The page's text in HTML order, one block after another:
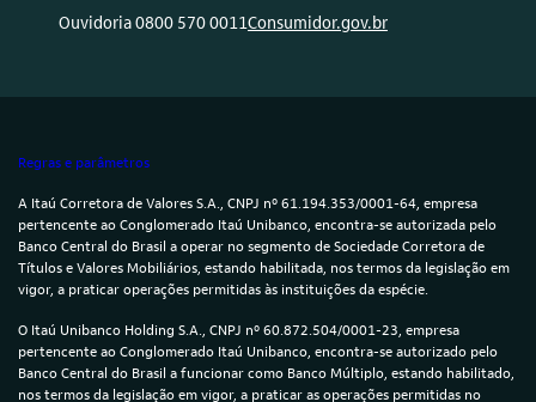
Ouvidoria 0800 570 0011Consumidor.gov.br
Regras e parâmetros
A Itaú Corretora de Valores S.A., CNPJ nº 61.194.353/0001-64, empresa
pertencente ao Conglomerado Itaú Unibanco, encontra-se autorizada pelo
Banco Central do Brasil a operar no segmento de Sociedade Corretora de
Títulos e Valores Mobiliários, estando habilitada, nos termos da legislação em
vigor, a praticar operações permitidas às instituições da espécie.
O Itaú Unibanco Holding S.A., CNPJ nº 60.872.504/0001-23, empresa
pertencente ao Conglomerado Itaú Unibanco, encontra-se autorizado pelo
Banco Central do Brasil a funcionar como Banco Múltiplo, estando habilitado,
nos termos da legislação em vigor, a praticar as operações permitidas no